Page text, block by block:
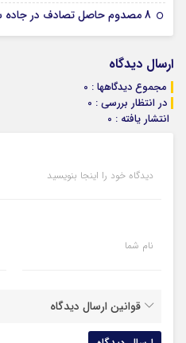
8 مصدوم حاصل تصادف در جاده سوسن
ارسال دیدگاه
مجموع دیدگاهها : 0
در انتظار بررسی : 0
انتشار یافته : 0
دیدگاه خود را اینجا بنویسید
نام شما
قوانین ارسال دیدگاه